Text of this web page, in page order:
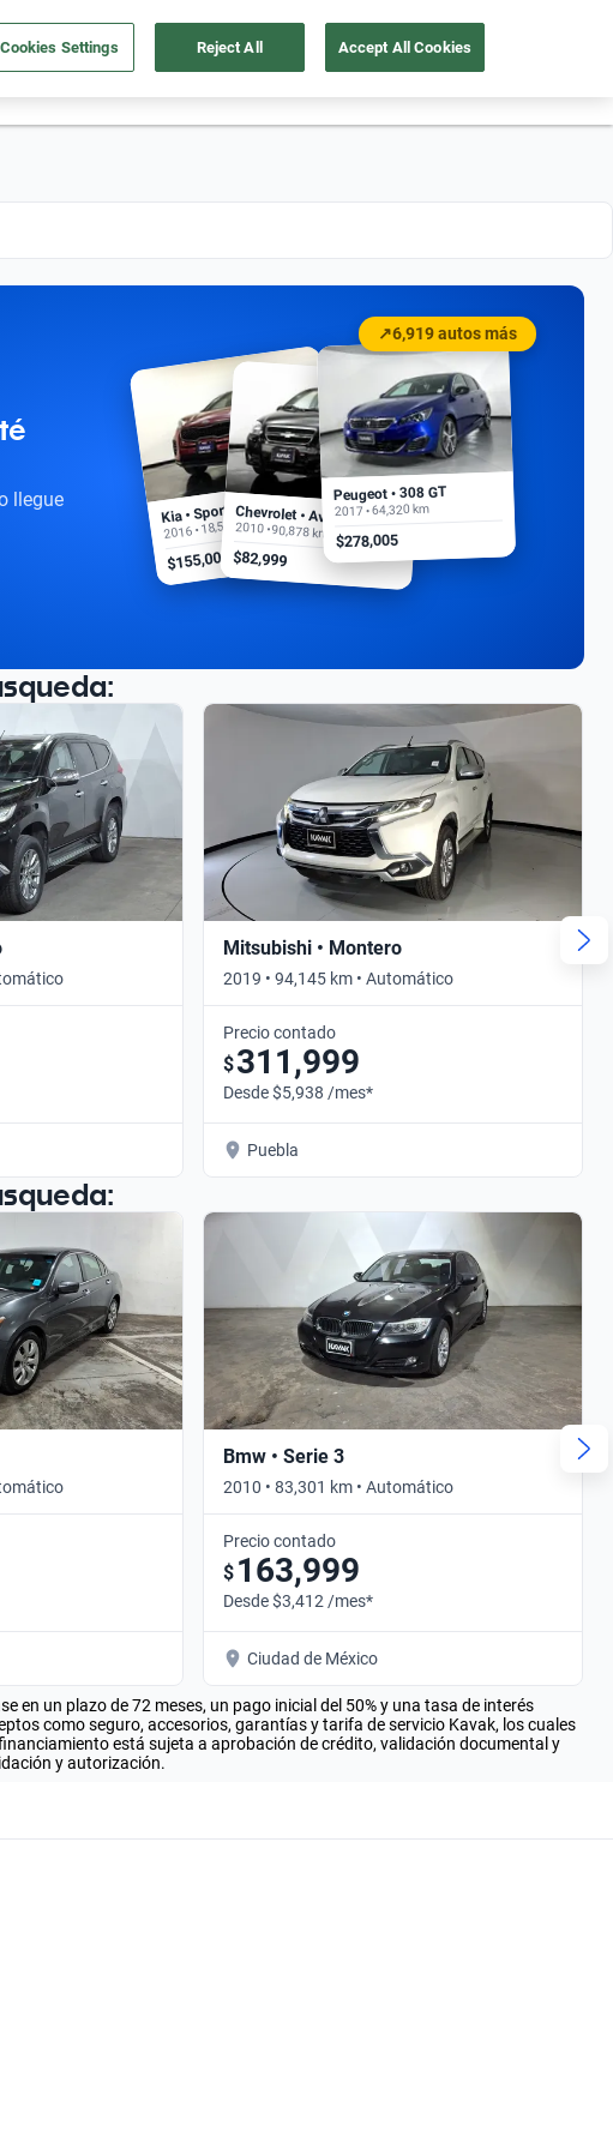
Nosotros 55 4162 9202 Ubicación
llegue
↗6,919 autos más
Kia • Sportage EX
2016 • 18,500 km
$155,000
Chevrolet • Aveo
2010 • 90,878 km
$82,999
Peugeot • 308 GT
2017 • 64,320 km
$278,005
Mitsubishi • Montero
2019 • 94,145 km • Automático
Precio contado
$311,999
Desde $5,938 /mes*
Puebla
Bmw • Serie 3
2010 • 83,301 km • Automático
Precio contado
$ 163,999
Desde $3,412 /mes*
Ciudad de México
un plazo de 72 meses, un pago inicial del 50% y una tasa de interés
como seguro, accesorios, garantías y tarifa de servicio Kavak, los cuales
está sujeta a aprobación de crédito, validación documental y
y autorización.
Cookies Settings Reject All Accept All Cookies